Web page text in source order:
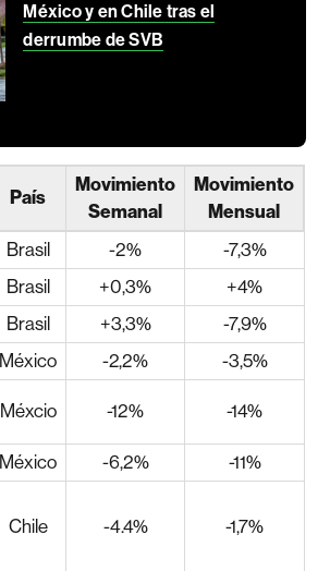
México y en Chile tras el
derrumbe de SVB
País
Movimiento
Semanal
Movimiento
Mensual
Brasil -2%
-7,3%
Brasil +0,3%
+4%
Brasil +3,3%
-7,9%
México -2,2%
-3,5%
Méxcio -12% -14%
México -6,2%
-11%
Chile -4.4% -1,7%